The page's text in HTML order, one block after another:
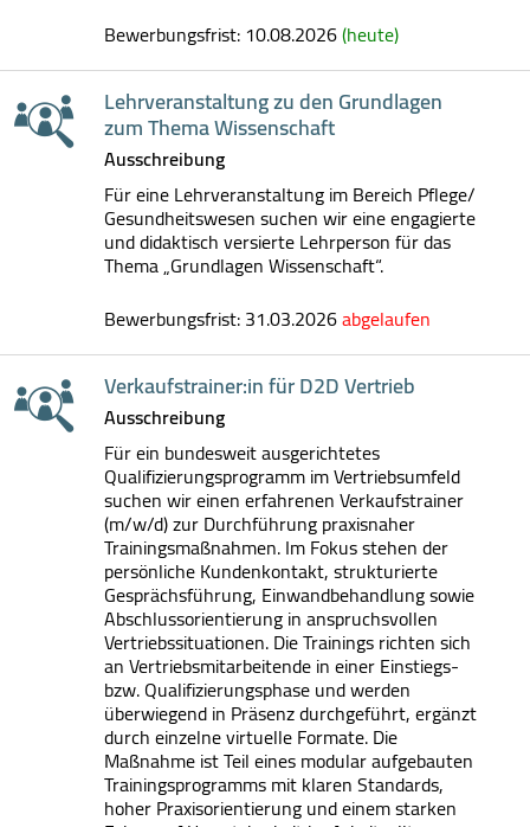
Bewerbungsfrist: 10.08.2026(heute)
Lehrveranstaltung zu den Grundlagen
zum Thema Wissenschaft
Ausschreibung
Für eine Lehrveranstaltung im Bereich Pflege/
Gesundheitswesen suchen wir eine engagierte
und didaktisch versierte Lehrperson für das
Thema „Grundlagen Wissenschaft“.
Bewerbungsfrist: 31.03.2026abgelaufen
Verkaufstrainer:in für D2D Vertrieb
Ausschreibung
Für ein bundesweit ausgerichtetes
Qualifizierungsprogramm im Vertriebsumfeld
suchen wir einen erfahrenen Verkaufstrainer
(m/w/d) zur Durchführung praxisnaher
Trainingsmaßnahmen. Im Fokus stehen der
persönliche Kundenkontakt, strukturierte
Gesprächsführung, Einwandbehandlung sowie
Abschlussorientierung in anspruchsvollen
Vertriebssituationen. Die Trainings richten sich
an Vertriebsmitarbeitende in einer Einstiegs-
bzw. Qualifizierungsphase und werden
überwiegend in Präsenz durchgeführt, ergänzt
durch einzelne virtuelle Formate. Die
Maßnahme ist Teil eines modular aufgebauten
Trainingsprogramms mit klaren Standards,
hoher Praxisorientierung und einem starken